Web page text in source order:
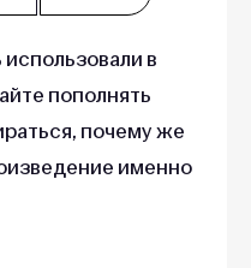
в
пополнять
почему же
именно